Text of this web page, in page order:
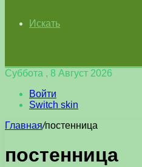
Искать
Суббота , 8 Август 2026
Войти
Switch skin
Главная/постенница
постенница